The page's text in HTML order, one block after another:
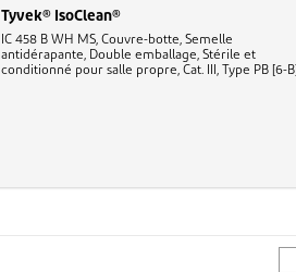
Tyvek® IsoClean®
IC 458 B WH MS, Couvre-botte, Semelle
antidérapante, Double emballage, Stérile et
conditionné pour salle propre, Cat. III, Type PB [6-B]